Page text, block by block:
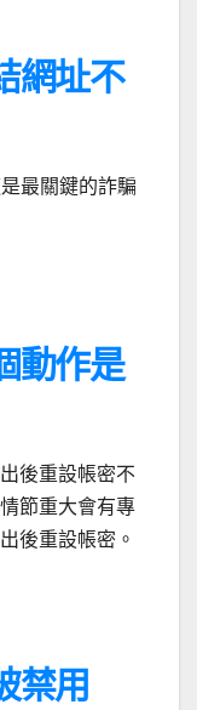
網址不
最關鍵的詐騙
動作是
後重設帳密不
節重大會有專
後重設帳密。
禁用